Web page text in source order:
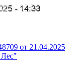
от 21.04.2025